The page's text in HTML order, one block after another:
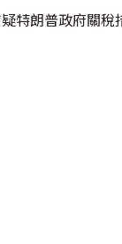
特朗普政府關